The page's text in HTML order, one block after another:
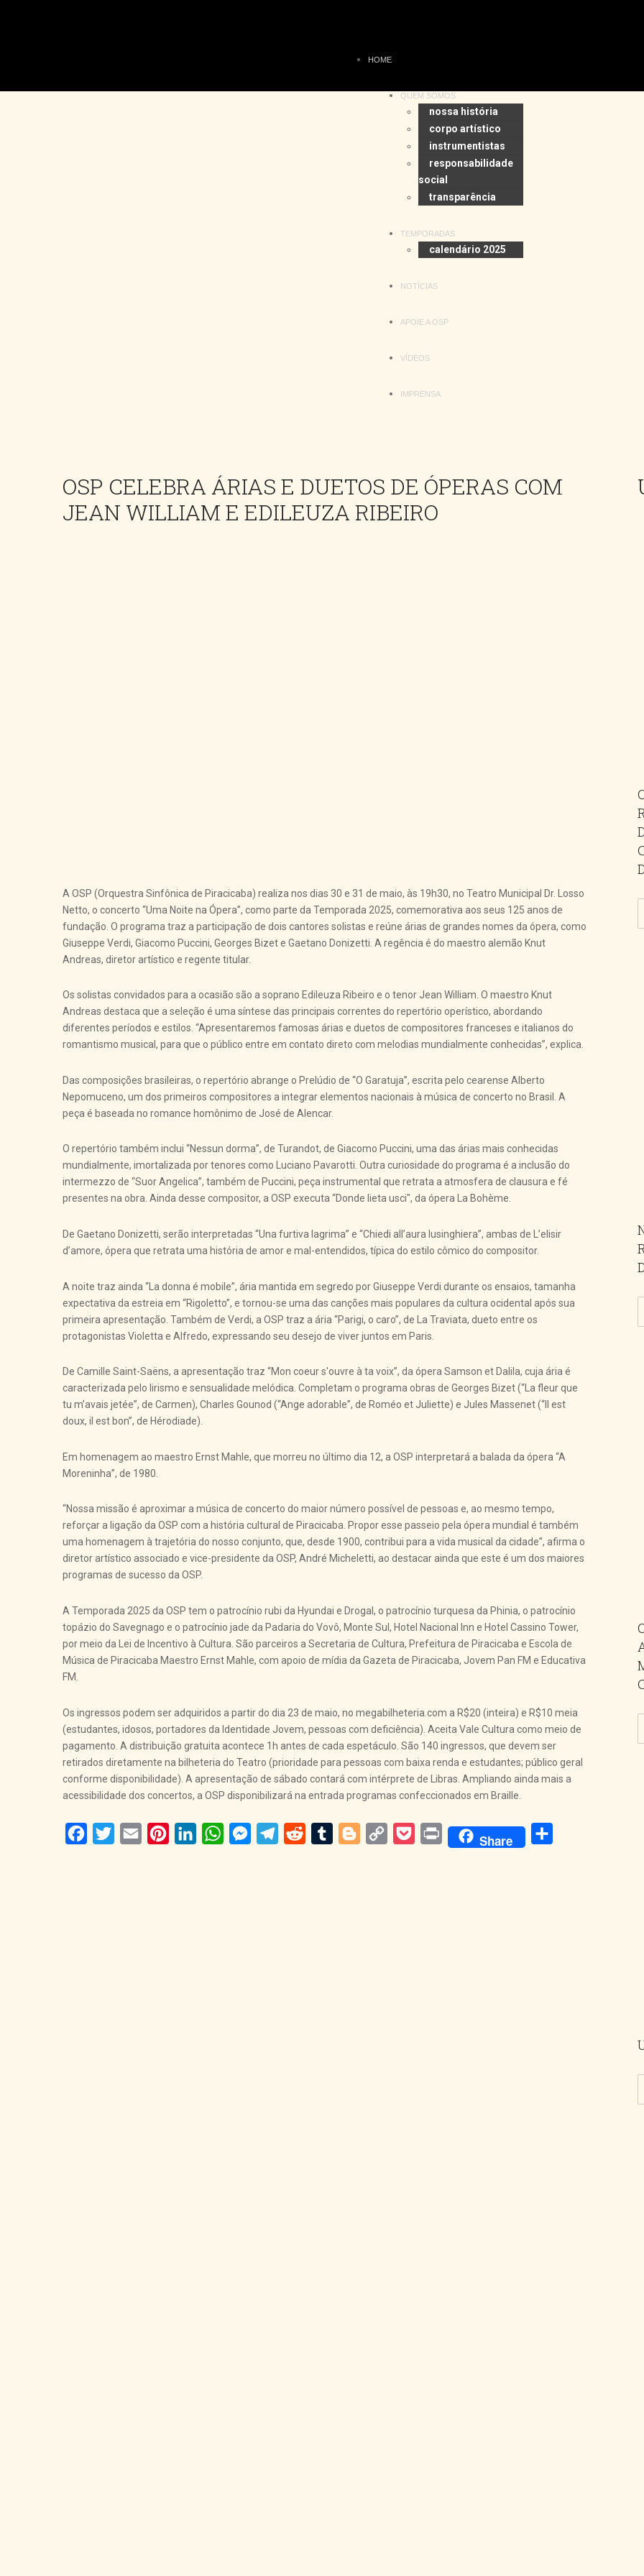
HOME
QUEM SOMOS
nossa história
corpo artístico
instrumentistas
responsabilidade
social
transparência
TEMPORADAS
calendário 2025
NOTÍCIAS
APOIE A OSP
VÍDEOS
IMPRENSA
OSP CELEBRA ÁRIAS E DUETOS DE ÓPERAS COM
JEAN WILLIAM E EDILEUZA RIBEIRO
A OSP (Orquestra Sinfônica de Piracicaba) realiza nos dias 30 e 31 de maio, às 19h30, no Teatro Municipal Dr. Losso
Netto, o concerto “Uma Noite na Ópera”, como parte da Temporada 2025, comemorativa aos seus 125 anos de
fundação. O programa traz a participação de dois cantores solistas e reúne árias de grandes nomes da ópera, como
Giuseppe Verdi, Giacomo Puccini, Georges Bizet e Gaetano Donizetti. A regência é do maestro alemão Knut
Andreas, diretor artístico e regente titular.
Os solistas convidados para a ocasião são a soprano Edileuza Ribeiro e o tenor Jean William. O maestro Knut
Andreas destaca que a seleção é uma síntese das principais correntes do repertório operístico, abordando
diferentes períodos e estilos. “Apresentaremos famosas árias e duetos de compositores franceses e italianos do
romantismo musical, para que o público entre em contato direto com melodias mundialmente conhecidas”, explica.
Das composições brasileiras, o repertório abrange o Prelúdio de “O Garatuja”, escrita pelo cearense Alberto
Nepomuceno, um dos primeiros compositores a integrar elementos nacionais à música de concerto no Brasil. A
peça é baseada no romance homônimo de José de Alencar.
O repertório também inclui “Nessun dorma”, de Turandot, de Giacomo Puccini, uma das árias mais conhecidas
mundialmente, imortalizada por tenores como Luciano Pavarotti. Outra curiosidade do programa é a inclusão do
intermezzo de “Suor Angelica”, também de Puccini, peça instrumental que retrata a atmosfera de clausura e fé
presentes na obra. Ainda desse compositor, a OSP executa “Donde lieta usci", da ópera La Bohème.
De Gaetano Donizetti, serão interpretadas “Una furtiva lagrima” e “Chiedi all’aura lusinghiera”, ambas de L’elisir
d’amore, ópera que retrata uma história de amor e mal-entendidos, típica do estilo cômico do compositor.
A noite traz ainda “La donna é mobile”, ária mantida em segredo por Giuseppe Verdi durante os ensaios, tamanha
expectativa da estreia em “Rigoletto”, e tornou-se uma das canções mais populares da cultura ocidental após sua
primeira apresentação. Também de Verdi, a OSP traz a ária “Parigi, o caro”, de La Traviata, dueto entre os
protagonistas Violetta e Alfredo, expressando seu desejo de viver juntos em Paris.
De Camille Saint-Saëns, a apresentação traz “Mon coeur s'ouvre à ta voix”, da ópera Samson et Dalila, cuja ária é
caracterizada pelo lirismo e sensualidade melódica. Completam o programa obras de Georges Bizet (“La fleur que
tu m’avais jetée”, de Carmen), Charles Gounod (“Ange adorable”, de Roméo et Juliette) e Jules Massenet (“Il est
doux, il est bon”, de Hérodiade).
Em homenagem ao maestro Ernst Mahle, que morreu no último dia 12, a OSP interpretará a balada da ópera “A
Moreninha”, de 1980.
“Nossa missão é aproximar a música de concerto do maior número possível de pessoas e, ao mesmo tempo,
reforçar a ligação da OSP com a história cultural de Piracicaba. Propor esse passeio pela ópera mundial é também
uma homenagem à trajetória do nosso conjunto, que, desde 1900, contribui para a vida musical da cidade”, afirma o
diretor artístico associado e vice-presidente da OSP, André Micheletti, ao destacar ainda que este é um dos maiores
programas de sucesso da OSP.
A Temporada 2025 da OSP tem o patrocínio rubi da Hyundai e Drogal, o patrocínio turquesa da Phinia, o patrocínio
topázio do Savegnago e o patrocínio jade da Padaria do Vovô, Monte Sul, Hotel Nacional Inn e Hotel Cassino Tower,
por meio da Lei de Incentivo à Cultura. São parceiros a Secretaria de Cultura, Prefeitura de Piracicaba e Escola de
Música de Piracicaba Maestro Ernst Mahle, com apoio de mídia da Gazeta de Piracicaba, Jovem Pan FM e Educativa
FM.
Os ingressos podem ser adquiridos a partir do dia 23 de maio, no megabilheteria.com a R$20 (inteira) e R$10 meia
(estudantes, idosos, portadores da Identidade Jovem, pessoas com deficiência). Aceita Vale Cultura como meio de
pagamento. A distribuição gratuita acontece 1h antes de cada espetáculo. São 140 ingressos, que devem ser
retirados diretamente na bilheteria do Teatro (prioridade para pessoas com baixa renda e estudantes; público geral
conforme disponibilidade). A apresentação de sábado contará com intérprete de Libras. Ampliando ainda mais a
acessibilidade dos concertos, a OSP disponibilizará na entrada programas confeccionados em Braille.
Facebook
Twitter Email PinterestLinkedInWhatsAppMessengerTelegram
Reddit Tumblr BloggerCopy
PocketPrint Share